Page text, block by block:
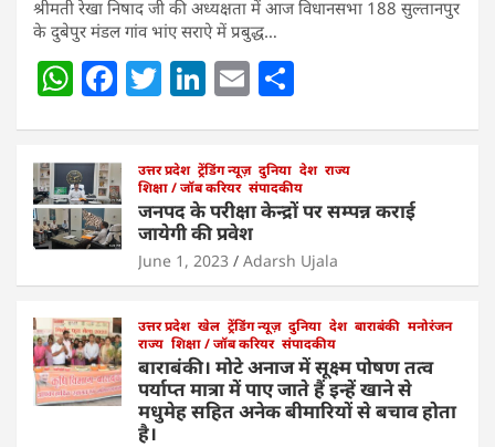
श्रीमती रेखा निषाद जी की अध्यक्षता में आज विधानसभा 188 सुल्तानपुर
के दुबेपुर मंडल गांव भांए सराऐ में प्रबुद्ध…
W
s
A
p
p
F
e
b
o
o
k
T
er
Li
e
dI
n
E
l e
उत्तर प्रदेश ट्रेंडिंग न्यूज़ दुनिया देश राज्य
शिक्षा / जॉब करियर संपादकीय
जनपद के परीक्षा केन्द्रों पर सम्पन्न कराई
जायेगी की प्रवेश
June 1, 2023 Adarsh Ujala
उत्तर प्रदेश खेल ट्रेंडिंग न्यूज़ दुनिया देश बाराबंकी मनोरंजन
राज्य शिक्षा / जॉब करियर संपादकीय
बाराबंकी। मोटे अनाज में सूक्ष्म पोषण तत्व
पर्याप्त मात्रा में पाए जाते हैं इन्हें खाने से
मधुमेह सहित अनेक बीमारियों से बचाव होता
है।